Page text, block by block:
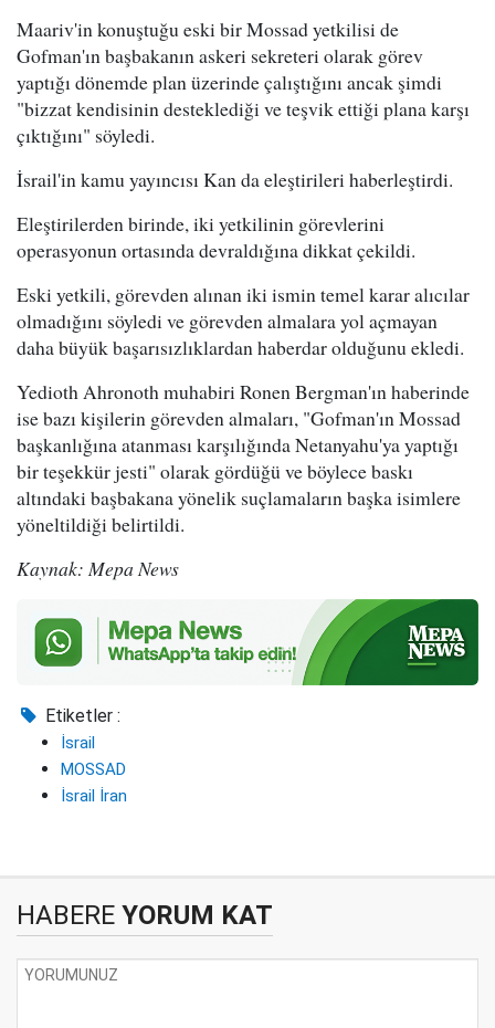
Maariv'in konuştuğu eski bir Mossad yetkilisi de
Gofman'ın başbakanın askeri sekreteri olarak görev
yaptığı dönemde plan üzerinde çalıştığını ancak şimdi
"bizzat kendisinin desteklediği ve teşvik ettiği plana karşı
çıktığını" söyledi.
İsrail'in kamu yayıncısı Kan da eleştirileri haberleştirdi.
Eleştirilerden birinde, iki yetkilinin görevlerini
operasyonun ortasında devraldığına dikkat çekildi.
Eski yetkili, görevden alınan iki ismin temel karar alıcılar
olmadığını söyledi ve görevden almalara yol açmayan
daha büyük başarısızlıklardan haberdar olduğunu ekledi.
Yedioth Ahronoth muhabiri Ronen Bergman'ın haberinde
ise bazı kişilerin görevden almaları, "Gofman'ın Mossad
başkanlığına atanması karşılığında Netanyahu'ya yaptığı
bir teşekkür jesti" olarak gördüğü ve böylece baskı
altındaki başbakana yönelik suçlamaların başka isimlere
yöneltildiği belirtildi.
Kaynak: Mepa News
Etiketler :
İsrail
MOSSAD
İsrail İran
HABERE YORUM KAT